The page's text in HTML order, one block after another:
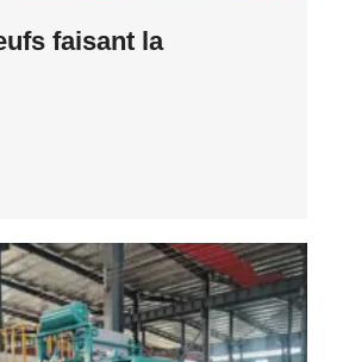
faisant la